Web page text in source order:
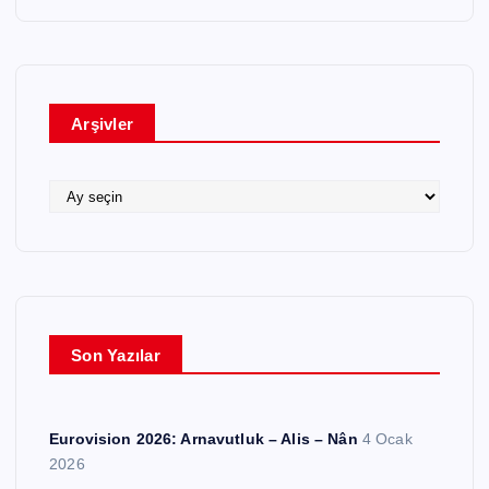
Arşivler
Son Yazılar
Eurovision 2026: Arnavutluk – Alis – Nân 4 Ocak
2026